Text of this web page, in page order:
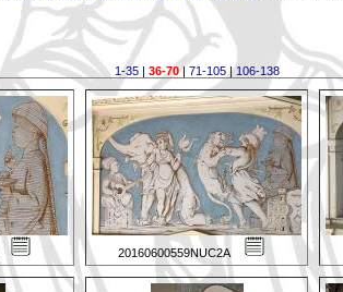
1-35| 36-70| 71-105|106-138
20160600559NUC2A